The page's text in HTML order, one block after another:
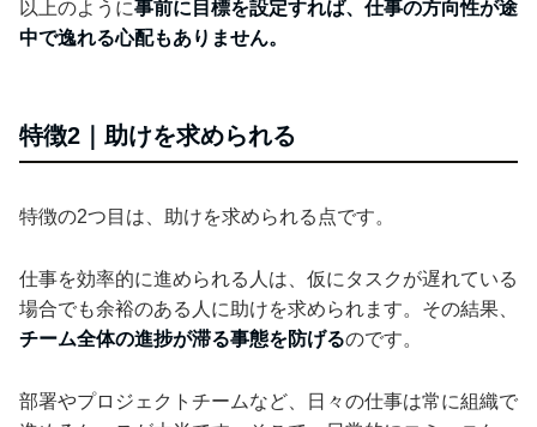
以上のように事前に目標を設定すれば、仕事の方向性が途
中で逸れる心配もありません。
特徴2｜助けを求められる
特徴の2つ目は、助けを求められる点です。
仕事を効率的に進められる人は、仮にタスクが遅れている
場合でも余裕のある人に助けを求められます。その結果、
チーム全体の進捗が滞る事態を防げるのです。
部署やプロジェクトチームなど、日々の仕事は常に組織で